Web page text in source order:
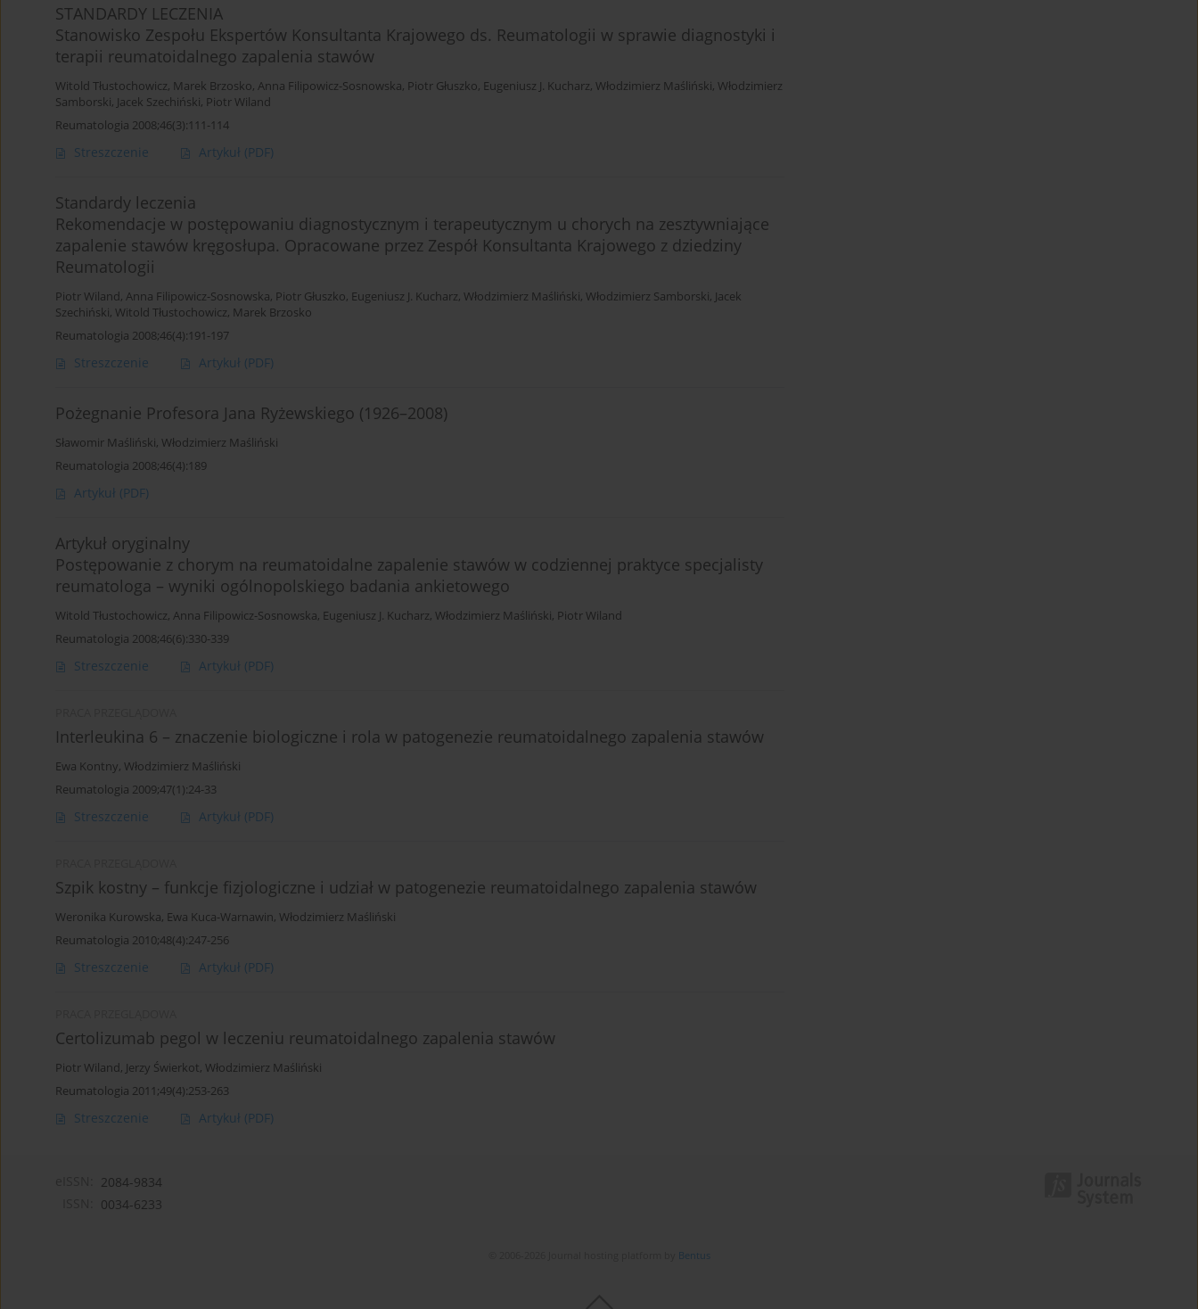
STANDARDY LECZENIA
Stanowisko Zespołu Ekspertów Konsultanta Krajowego ds. Reumatologii w sprawie diagnostyki i
terapii reumatoidalnego zapalenia stawów
Witold Tłustochowicz, Marek Brzosko, Anna Filipowicz-Sosnowska, Piotr Głuszko, Eugeniusz J. Kucharz, Włodzimierz Maśliński, Włodzimierz
Samborski, Jacek Szechiński, Piotr Wiland
Reumatologia 2008;46(3):111-114
Streszczenie Artykuł (PDF)
Standardy leczenia
Rekomendacje w postępowaniu diagnostycznym i terapeutycznym u chorych na zesztywniające
zapalenie stawów kręgosłupa. Opracowane przez Zespół Konsultanta Krajowego z dziedziny
Reumatologii
Piotr Wiland, Anna Filipowicz-Sosnowska, Piotr Głuszko, Eugeniusz J. Kucharz, Włodzimierz Maśliński, Włodzimierz Samborski, Jacek
Szechiński, Witold Tłustochowicz, Marek Brzosko
Reumatologia 2008;46(4):191-197
Streszczenie Artykuł (PDF)
Pożegnanie Profesora Jana Ryżewskiego (1926–2008)
Sławomir Maśliński, Włodzimierz Maśliński
Reumatologia 2008;46(4):189
Artykuł (PDF)
Artykuł oryginalny
Postępowanie z chorym na reumatoidalne zapalenie stawów w codziennej praktyce specjalisty
reumatologa – wyniki ogólnopolskiego badania ankietowego
Witold Tłustochowicz, Anna Filipowicz-Sosnowska, Eugeniusz J. Kucharz, Włodzimierz Maśliński, Piotr Wiland
Reumatologia 2008;46(6):330-339
Streszczenie Artykuł (PDF)
Interleukina 6 – znaczenie biologiczne i rola w patogenezie reumatoidalnego zapalenia stawów
Ewa Kontny, Włodzimierz Maśliński
Reumatologia 2009;47(1):24-33
Streszczenie Artykuł (PDF)
Szpik kostny – funkcje fizjologiczne i udział w patogenezie reumatoidalnego zapalenia stawów
Weronika Kurowska, Ewa Kuca-Warnawin, Włodzimierz Maśliński
Reumatologia 2010;48(4):247-256
Streszczenie Artykuł (PDF)
Certolizumab pegol w leczeniu reumatoidalnego zapalenia stawów
Piotr Wiland, Jerzy Świerkot, Włodzimierz Maśliński
Reumatologia 2011;49(4):253-263
Streszczenie Artykuł (PDF)
2084-9834
0034-6233
Bentus